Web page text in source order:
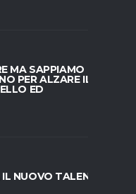
MA SAPPIAMO
PER ALZARE IL
ED
NUOVO TALENTO